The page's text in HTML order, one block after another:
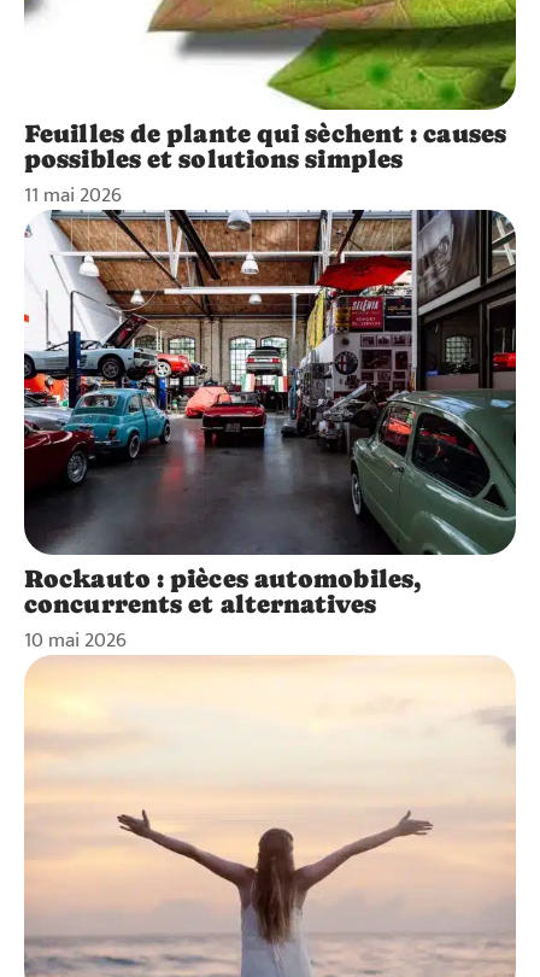
Feuilles de plante qui sèchent : causes
possibles et solutions simples
11 mai 2026
Rockauto : pièces automobiles,
concurrents et alternatives
10 mai 2026